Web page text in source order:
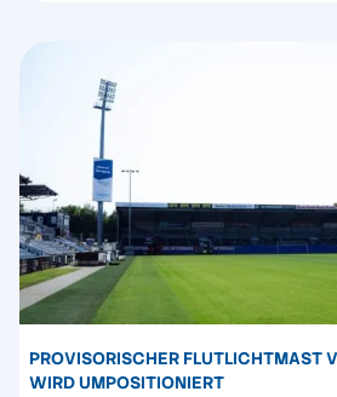
PROVISORISCHER FLUTLICHTMAST
WIRD UMPOSITIONIERT